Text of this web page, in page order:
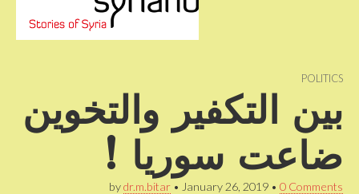
syriano POLITICS
بين التكفير والتخوين
ضاعت سوريا !
bydr.m.bitar • January 26, 2019 • 0 Comments